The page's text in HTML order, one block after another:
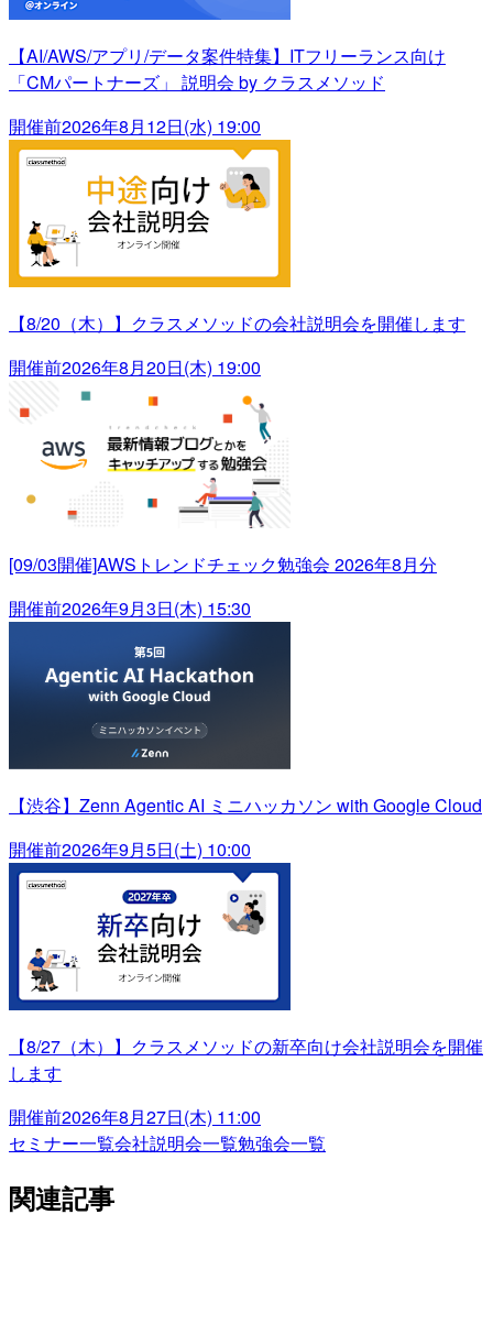
【AI/AWS/アプリ/データ案件特集】ITフリーランス向け
「CMパートナーズ」 説明会 by クラスメソッド
開催前2026年8月12日(水) 19:00
【8/20（木）】クラスメソッドの会社説明会を開催します
開催前2026年8月20日(木) 19:00
[09/03開催]AWSトレンドチェック勉強会 2026年8月分
開催前2026年9月3日(木) 15:30
【渋谷】Zenn Agentic AI ミニハッカソン with Google Cloud
開催前2026年9月5日(土) 10:00
【8/27（木）】クラスメソッドの新卒向け会社説明会を開催
します
開催前2026年8月27日(木) 11:00
セミナー一覧会社説明会一覧勉強会一覧
関連記事